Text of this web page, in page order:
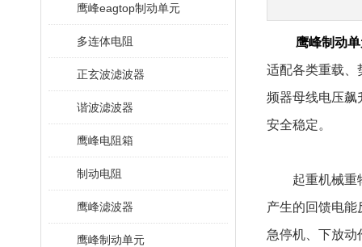
鹰峰eagtop制动单元
多连体电阻
正玄波滤波器
谐波滤波器
鹰峰电阻箱
制动电阻
鹰峰滤波器
鹰峰制动单元
鹰峰制动
适配各类重载、
频器母线电压飙
安全稳定。
起重机械重物
产生的回馈电
急停机、下放